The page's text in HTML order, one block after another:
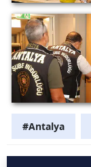
#Antalya